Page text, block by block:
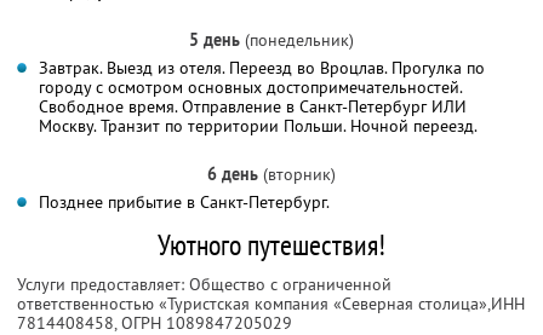
5 день (понедельник)
Завтрак. Выезд из отеля. Переезд во Вроцлав. Прогулка по
городу с осмотром основных достопримечательностей.
Свободное время. Отправление в Санкт-Петербург ИЛИ
Москву. Транзит по территории Польши. Ночной переезд.
6 день (вторник)
Позднее прибытие в Санкт-Петербург.
Уютного путешествия!
Услуги предоставляет: Общество с ограниченной
ответственностью «Туристская компания «Северная столица»,ИНН
7814408458, ОГРН 1089847205029